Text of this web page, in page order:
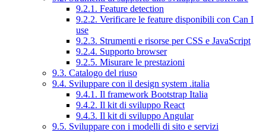
9.2.1. Feature detection
9.2.2. Verificare le feature disponibili con Can I
use
9.2.3. Strumenti e risorse per CSS e JavaScript
9.2.4. Supporto browser
9.2.5. Misurare le prestazioni
9.3. Catalogo del riuso
9.4. Sviluppare con il design system .italia
9.4.1. Il framework Bootstrap Italia
9.4.2. Il kit di sviluppo React
9.4.3. Il kit di sviluppo Angular
9.5. Sviluppare con i modelli di sito e servizi